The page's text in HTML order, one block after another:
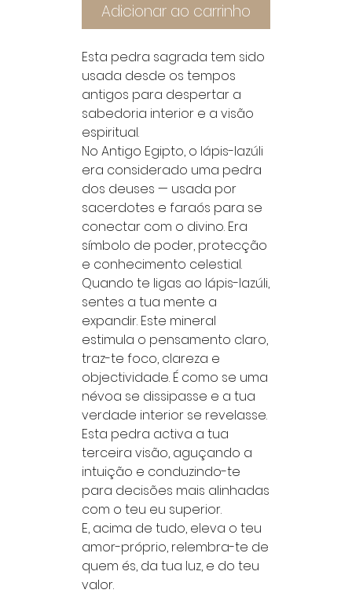
Adicionar ao carrinho
Esta pedra sagrada tem sido
usada desde os tempos
antigos para despertar a
sabedoria interior e a visão
espiritual.
No Antigo Egipto, o lápis-lazúli
era considerado uma pedra
dos deuses — usada por
sacerdotes e faraós para se
conectar com o divino. Era
símbolo de poder, protecção
e conhecimento celestial.
Quando te ligas ao lápis-lazúli,
sentes a tua mente a
expandir. Este mineral
estimula o pensamento claro,
traz-te foco, clareza e
objectividade. É como se uma
névoa se dissipasse e a tua
verdade interior se revelasse.
Esta pedra activa a tua
terceira visão, aguçando a
intuição e conduzindo-te
para decisões mais alinhadas
com o teu eu superior.
E, acima de tudo, eleva o teu
amor-próprio, relembra-te de
quem és, da tua luz, e do teu
valor.